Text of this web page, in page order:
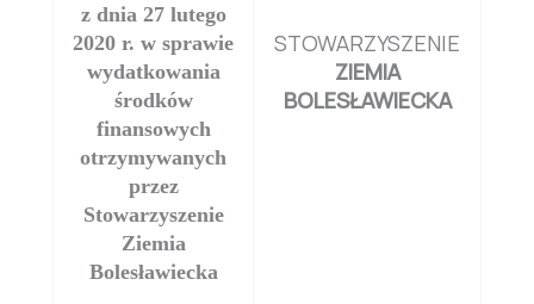
z dnia 27 lutego
2020 r. w sprawie
wydatkowania
środków
finansowych
otrzymywanych
przez
Stowarzyszenie
Ziemia
Bolesławiecka
STOWARZYSZENIE
ZIEMIA
BOLESŁAWIECKA